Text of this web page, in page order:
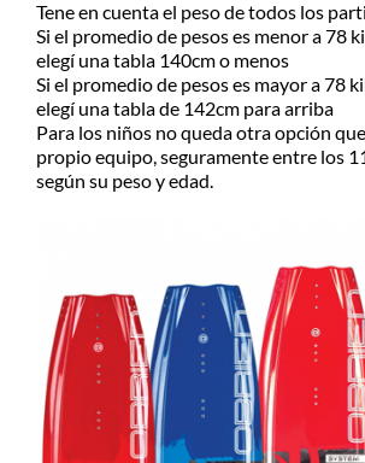
Tene en cuenta el peso de todos los
Si el promedio de pesos es menor a 78
elegí una tabla 140cm o menos
Si el promedio de pesos es mayor a 78
elegí una tabla de 142cm para arriba
Para los niños no queda otra opción
propio equipo, seguramente entre los
según su peso y edad.